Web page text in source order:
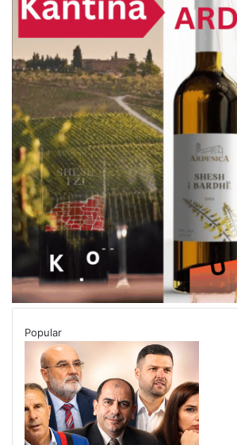
Popular